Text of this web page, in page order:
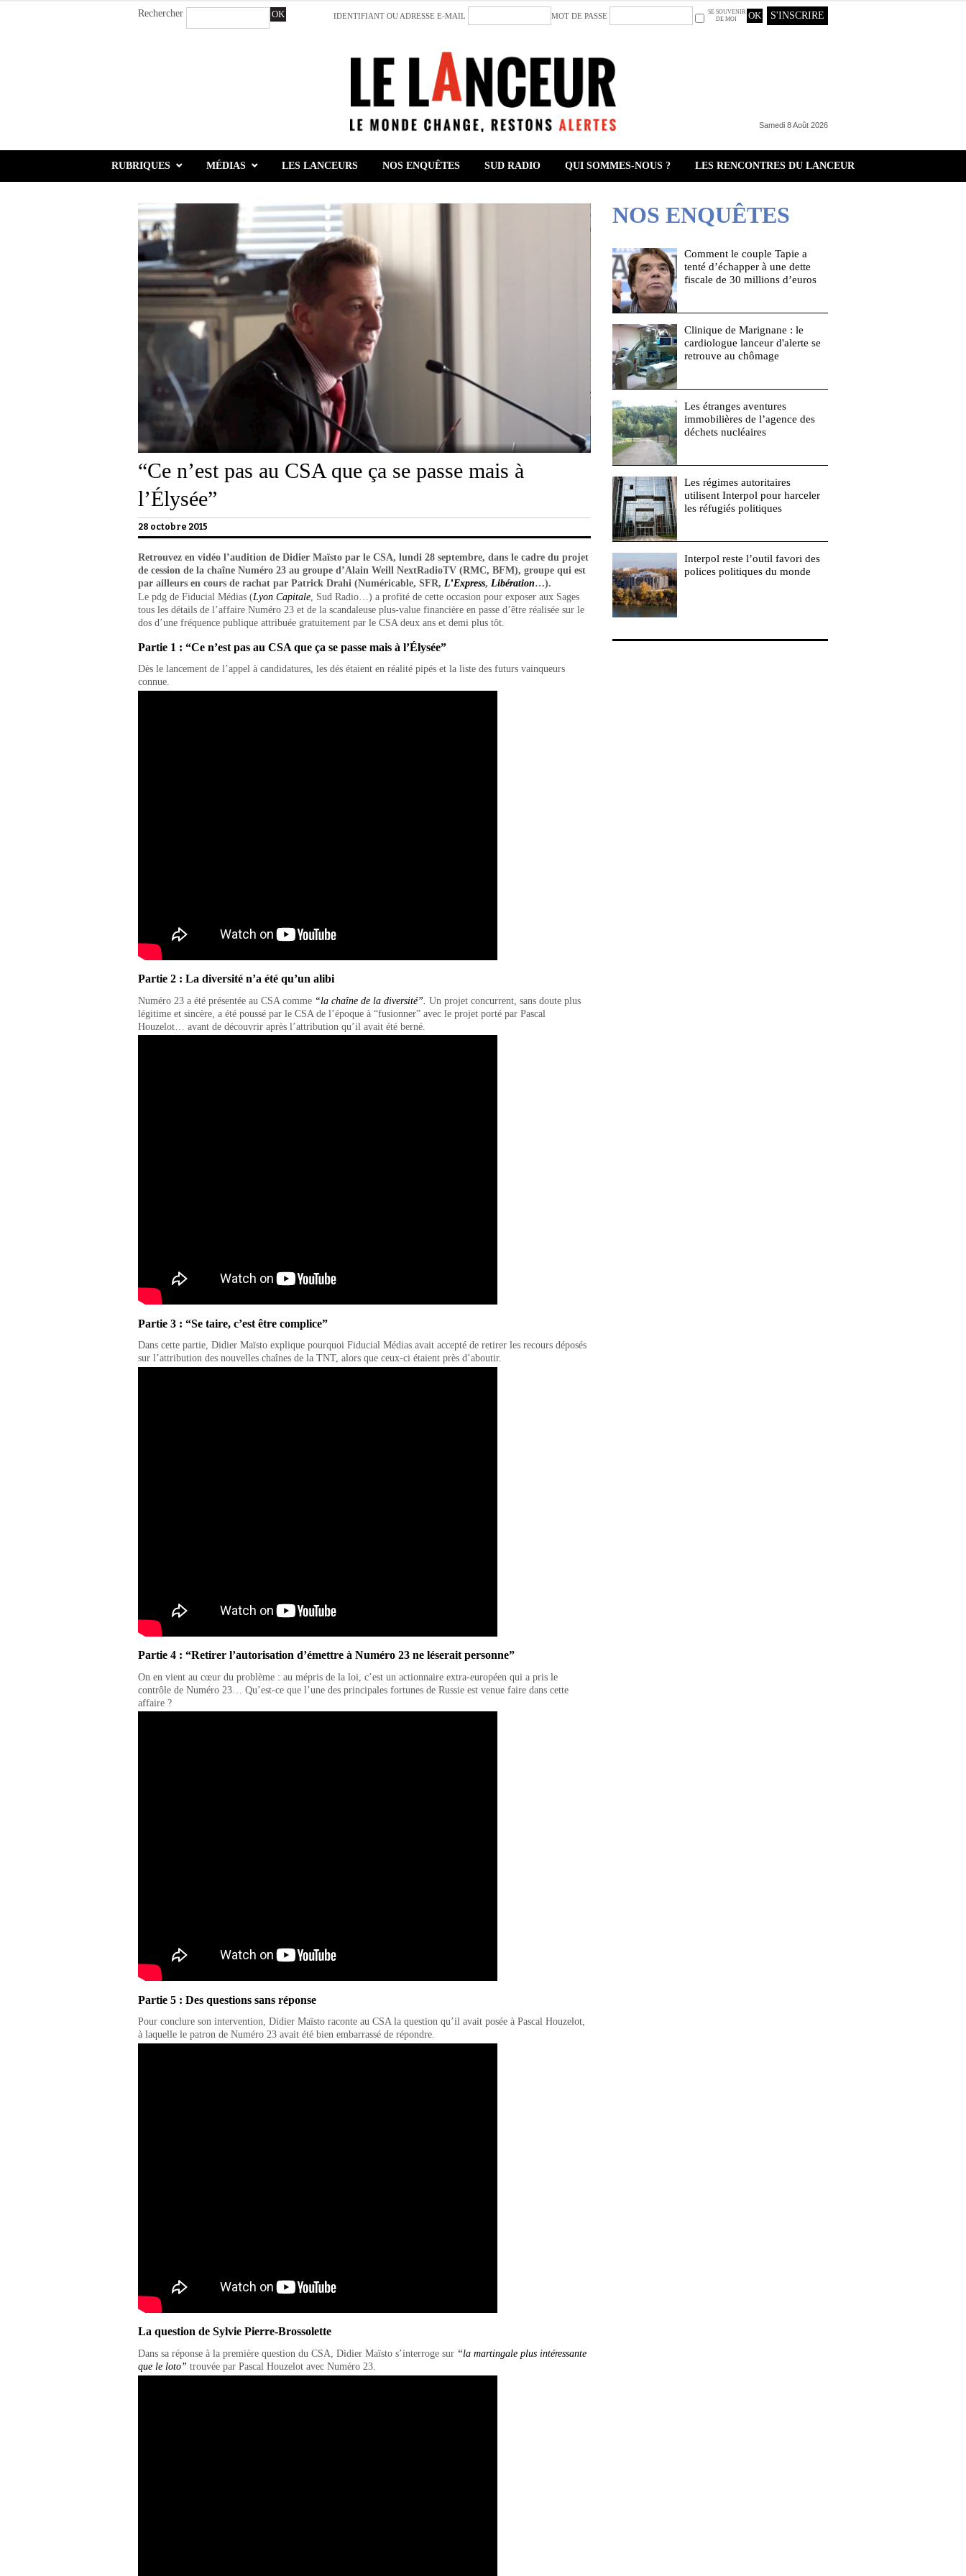
IDENTIFIANT OU ADRESSE E-MAIL MOT DE PASSE
SE SOUVENIR
DE MOI
S'INSCRIRE
Rechercher OK
Samedi 8 Août 2026
RUBRIQUES MÉDIAS LES LANCEURS NOS ENQUÊTES SUD RADIO QUI SOMMES-NOUS ? LES RENCONTRES DU LANCEUR
“Ce n’est pas au CSA que ça se passe mais à
l’Élysée”
28 octobre 2015
Retrouvez en vidéo l’audition de Didier Maïsto par le CSA, lundi 28 septembre, dans le cadre du projet
de cession de la chaîne Numéro 23 au groupe d’Alain Weill NextRadioTV (RMC, BFM), groupe qui est
par ailleurs en cours de rachat par Patrick Drahi (Numéricable, SFR, L’Express, Libération…).
Le pdg de Fiducial Médias (Lyon Capitale, Sud Radio…) a profité de cette occasion pour exposer aux Sages
tous les détails de l’affaire Numéro 23 et de la scandaleuse plus-value financière en passe d’être réalisée sur le
dos d’une fréquence publique attribuée gratuitement par le CSA deux ans et demi plus tôt.
Partie 1 : “Ce n’est pas au CSA que ça se passe mais à l’Élysée”
Dès le lancement de l’appel à candidatures, les dés étaient en réalité pipés et la liste des futurs vainqueurs
connue.
Partie 2 : La diversité n’a été qu’un alibi
Numéro 23 a été présentée au CSA comme “la chaîne de la diversité”. Un projet concurrent, sans doute plus
légitime et sincère, a été poussé par le CSA de l’époque à “fusionner” avec le projet porté par Pascal
Houzelot… avant de découvrir après l’attribution qu’il avait été berné.
Partie 3 : “Se taire, c’est être complice”
Dans cette partie, Didier Maïsto explique pourquoi Fiducial Médias avait accepté de retirer les recours déposés
sur l’attribution des nouvelles chaînes de la TNT, alors que ceux-ci étaient près d’aboutir.
Partie 4 : “Retirer l’autorisation d’émettre à Numéro 23 ne léserait personne”
On en vient au cœur du problème : au mépris de la loi, c’est un actionnaire extra-européen qui a pris le
contrôle de Numéro 23… Qu’est-ce que l’une des principales fortunes de Russie est venue faire dans cette
affaire ?
Partie 5 : Des questions sans réponse
Pour conclure son intervention, Didier Maïsto raconte au CSA la question qu’il avait posée à Pascal Houzelot,
à laquelle le patron de Numéro 23 avait été bien embarrassé de répondre.
La question de Sylvie Pierre-Brossolette
Dans sa réponse à la première question du CSA, Didier Maïsto s’interroge sur “la martingale plus intéressante
que le loto” trouvée par Pascal Houzelot avec Numéro 23.
NOS ENQUÊTES
Comment le couple Tapie a
tenté d’échapper à une dette
fiscale de 30 millions d’euros
Clinique de Marignane : le
cardiologue lanceur d'alerte se
retrouve au chômage
Les étranges aventures
immobilières de l’agence des
déchets nucléaires
Les régimes autoritaires
utilisent Interpol pour harceler
les réfugiés politiques
Interpol reste l’outil favori des
polices politiques du monde